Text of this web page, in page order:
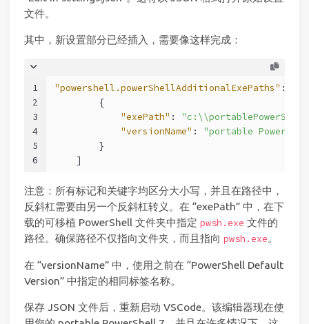
文件。
其中，新设置部分已经插入，需要像这样完成：
1
2
3
4
5
6
"powershell.powerShellAdditionalExePaths" :
{
"exePath" :
"versionName" :
"portable
}
]
注意：所有标记和关键字均区分大小写，并且在路径中，
反斜杠需要由另一个反斜杠转义。在 “exePath” 中，在下
载的可移植 PowerShell 文件夹中指定 pwsh.exe 文件的
路径。确保路径不仅指向文件夹，而且指向 pwsh.exe。
在 “versionName” 中，使用之前在 “PowerShell Default
Version” 中指定的相同标签名称。
保存 JSON 文件后，重新启动 VSCode。该编辑器现在使